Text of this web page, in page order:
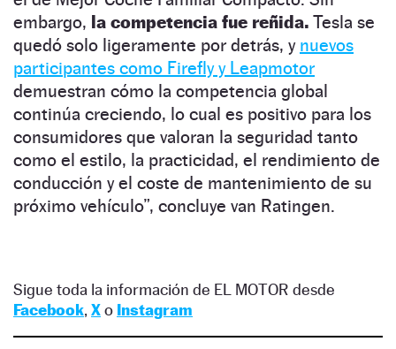
embargo, la competencia fue reñida. Tesla se
quedó solo ligeramente por detrás, y nuevos
participantes como Firefly y Leapmotor
demuestran cómo la competencia global
continúa creciendo, lo cual es positivo para los
consumidores que valoran la seguridad tanto
como el estilo, la practicidad, el rendimiento de
conducción y el coste de mantenimiento de su
próximo vehículo”, concluye van Ratingen.
Sigue toda la información de EL MOTOR desde
Facebook, Xo Instagram